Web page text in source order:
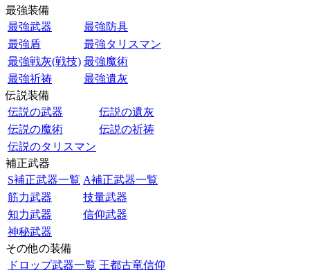
最強装備
最強武器
最強防具
最強盾
最強タリスマン
最強戦灰(戦技) 最強魔術
最強祈祷
最強遺灰
伝説装備
伝説の武器
伝説の遺灰
伝説の魔術
伝説の祈祷
伝説のタリスマン
補正武器
S補正武器一覧 A補正武器一覧
筋力武器
技量武器
知力武器
信仰武器
神秘武器
その他の装備
ドロップ武器一覧 王都古竜信仰